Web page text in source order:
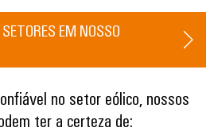
EM NOSSO
no setor eólico, nossos
ter a certeza de: